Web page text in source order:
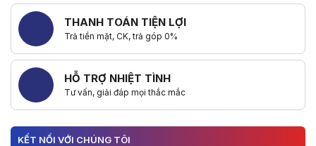
THANH TOÁN TIỆN LỢI
Trả tiền mặt, CK, trả góp 0%
HỖ TRỢ NHIỆT TÌNH
Tư vấn, giải đáp mọi thắc mắc
KẾT NỐI VỚI CHÚNG TÔI